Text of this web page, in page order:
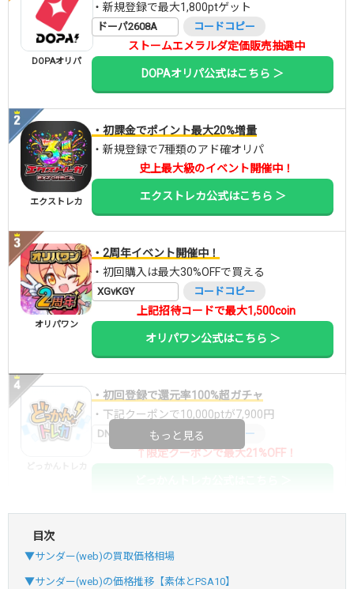
DOPAオリパ
・新規登録で最大1,800ptゲット
ドーパ2608A コードコピー
ストームエメラルダ定価販売抽選中
DOPAオリパ公式はこちら ＞
エクストレカ
・初課金でポイント最大20%増量
・新規登録で7種類のアド確オリパ
史上最大級のイベント開催中！
エクストレカ公式はこちら ＞
オリパワン
・2周年イベント開催中！
・初回購入は最大30%OFFで買える
XGvKGY コードコピー
上記招待コードで最大1,500coin
オリパワン公式はこちら ＞
・初回登録で還元率100%超ガチャ
・下記クーポンで10,000ptが7,900円
DNGBIF4X コードコピー
↑限定クーポンで最大21%OFF！
・新規登録で6種類アド確解禁
SVGC7P コードコピー
もっと見る
目次
▼サンダー(web)の買取価格相場
▼サンダー(web)の価格推移【素体とPSA10】